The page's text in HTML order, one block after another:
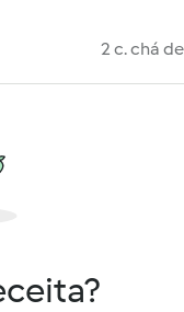
2 c. chá de